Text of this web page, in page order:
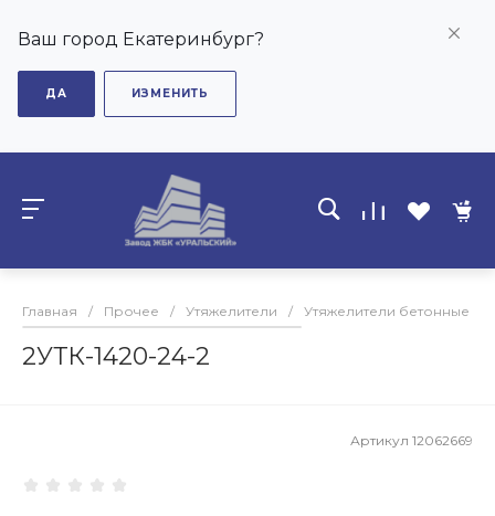
Ваш город Екатеринбург?
ДА ИЗМЕНИТЬ
Главная / Прочее / Утяжелители / Утяжелители бетонные
2УТК-1420-24-2
Артикул 12062669